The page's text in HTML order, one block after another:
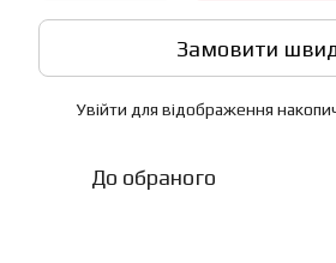
Замовити
Увійти для відображення
До обраного